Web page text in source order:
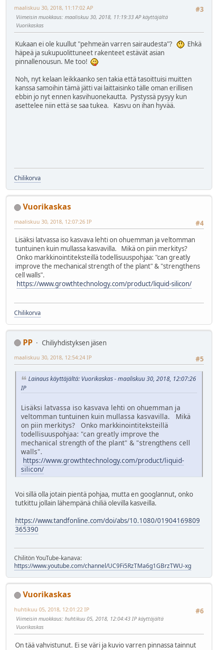
#3
maaliskuu 30, 2018, 11:17:02 AP
Viimeisin muokkaus: maaliskuu 30, 2018, 11:19:33 AP käyttäjältä
Vuorikaskas
Kukaan ei ole kuullut "pehmeän varren sairaudesta"?
Ehkä
häpeä ja sukupuolittuneet rakenteet estävät asian
pinnallenousun. Me too!
Noh, nyt kelaan leikkaanko sen takia että tasoittuisi muitten
kanssa samoihin tämä jätti vai laittaisinko tälle oman erillisen
ebbin jo nyt ennen kasvihuonekautta. Pystyssä pysyy kun
asettelee niin että se saa tukea. Kasvu on ihan hyvää.
Chilikorva
Vuorikaskas
#4
maaliskuu 30, 2018, 12:07:26 IP
Lisäksi latvassa iso kasvava lehti on ohuemman ja veltomman
tuntuinen kuin mullassa kasvavilla. Mikä on piin merkitys?
Onko markkinointiteksteillä todellisuuspohjaa: "can greatly
improve the mechanical strength of the plant" & "strengthens
cell walls".
https://www.growthtechnology.com/product/liquid-silicon/
Chilikorva
PP
Chiliyhdistyksen jäsen
#5
maaliskuu 30, 2018, 12:54:24 IP
Lainaus käyttäjältä: Vuorikaskas - maaliskuu 30, 2018, 12:07:26
IP
Lisäksi latvassa iso kasvava lehti on ohuemman ja
veltomman tuntuinen kuin mullassa kasvavilla. Mikä
on piin merkitys? Onko markkinointiteksteillä
todellisuuspohjaa: "can greatly improve the
mechanical strength of the plant" & "strengthens cell
walls".
https://www.growthtechnology.com/product/liquid-
silicon/
Voi sillä olla jotain pientä pohjaa, mutta en googlannut, onko
tutkittu jollain lähempänä chiliä olevilla kasveilla.
https://www.tandfonline.com/doi/abs/10.1080/01904169809
365390
Chilitön YouTube-kanava:
https://www.youtube.com/channel/UC9Fi5RzTMa6g1GBrzTWU-xg
Vuorikaskas
#6
huhtikuu 05, 2018, 12:01:22 IP
Viimeisin muokkaus: huhtikuu 05, 2018, 12:04:43 IP käyttäjältä
Vuorikaskas
On tää vahvistunut. Ei se väri ja kuvio varren pinnassa tainnut